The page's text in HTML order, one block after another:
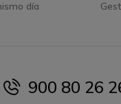
día
icon
900 80 26